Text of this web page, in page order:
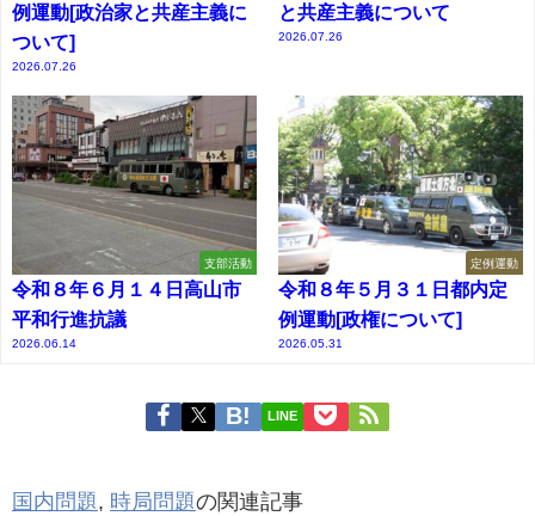
例運動[政治家と共産主義に
ついて]
2026.07.26
と共産主義について
2026.07.26
支部活動
令和８年６月１４日高山市
平和行進抗議
2026.06.14
定例運動
令和８年５月３１日都内定
例運動[政権について]
2026.05.31
LINE
国内問題, 時局問題の関連記事